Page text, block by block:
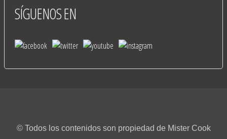
SÍGUENOSEN
© Todos los contenidos son propiedad de Mister Cook